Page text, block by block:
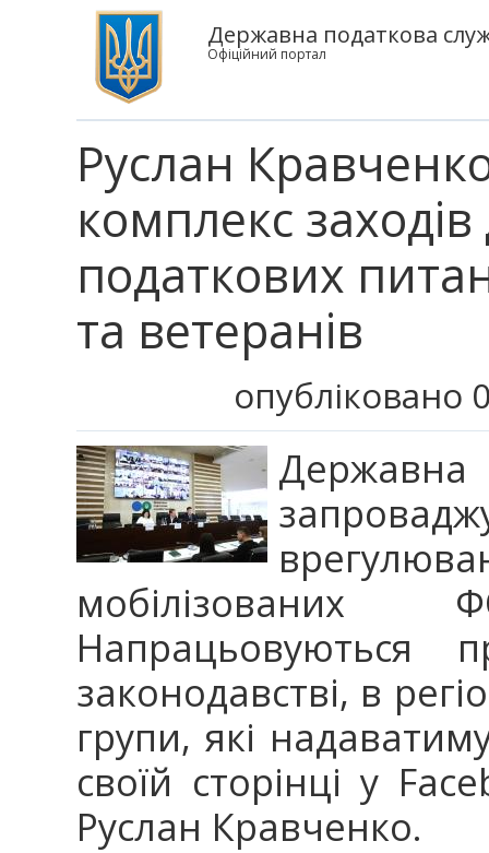
Державна податкова
Офіційний портал
Руслан
комплекс
податкових
та ветеранів
опубліковано
Державна
Напрацьовуються
законодавстві, в
групи, які
своїй сторінці у
Руслан Кравченко.